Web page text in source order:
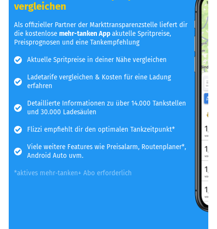
vergleichen
Als offizieller Partner der Markttransparenzstelle liefert dir
die kostenlosemehr-tanken Appakutelle Spritpreise,
Preisprognosen und eine Tankempfehlung
Aktuelle Spritpreise in deiner Nähe vergleichen
Ladetarife vergleichen & Kosten für eine Ladung
erfahren
Detaillierte Informationen zu über 14.000 Tankstellen
und 30.000 Ladesäulen
Flizzi empfiehlt dir den optimalen Tankzeitpunkt*
Viele weitere Features wie Preisalarm, Routenplaner*,
Android Auto uvm.
*aktives mehr-tanken+ Abo erforderlich